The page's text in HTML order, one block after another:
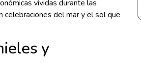
vividas durante las
celebraciones del mar y el sol que
y